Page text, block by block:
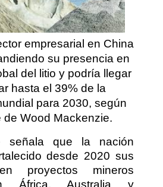
empresarial en China
su presencia en
del litio y podría llegar
hasta el 39% de la
para 2030, según
de Wood Mackenzie.
señala que la nación
desde 2020 sus
proyectos mineros
África, Australia y